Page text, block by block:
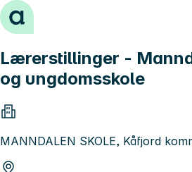
Hopp til innhold
Lærerstillinger -
og ungdomsskole
MANNDALEN SKOLE, Kåfjord